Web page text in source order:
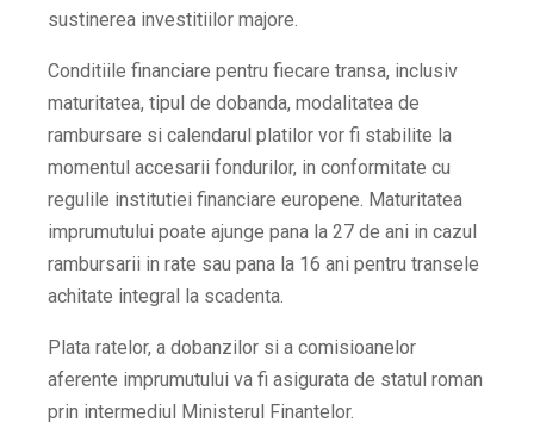
sustinerea investitiilor majore.
Conditiile financiare pentru fiecare transa, inclusiv
maturitatea, tipul de dobanda, modalitatea de
rambursare si calendarul platilor vor fi stabilite la
momentul accesarii fondurilor, in conformitate cu
regulile institutiei financiare europene. Maturitatea
imprumutului poate ajunge pana la 27 de ani in cazul
rambursarii in rate sau pana la 16 ani pentru transele
achitate integral la scadenta.
Plata ratelor, a dobanzilor si a comisioanelor
aferente imprumutului va fi asigurata de statul roman
prin intermediul Ministerul Finantelor.